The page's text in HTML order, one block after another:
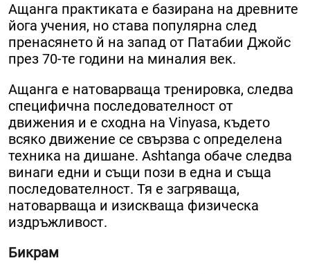
Ащанга практиката е базирана на древните
йога учения, но става популярна след
пренасянето й на запад от Патабии Джойс
през 70-те години на миналия век.
Ащанга е натоварваща тренировка, следва
специфична последователност от
движения и е сходна на Vinyasa, където
всяко движение се свързва с определена
техника на дишане. Ashtanga обаче следва
винаги едни и същи пози в една и съща
последователност. Тя е загряваща,
натоварваща и изискваща физическа
издръжливост.
Бикрам